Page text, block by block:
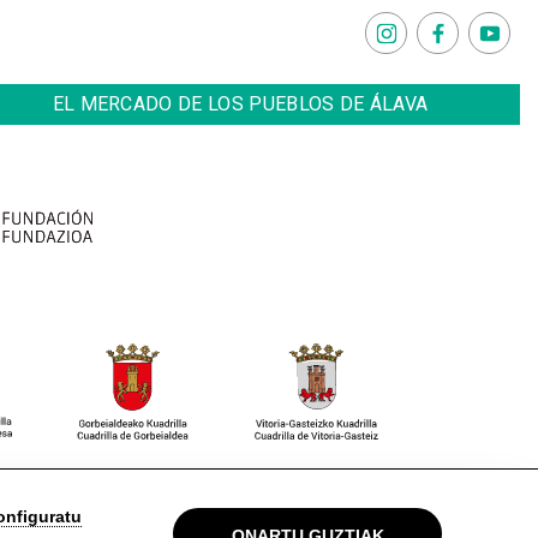
EL MERCADO DE LOS PUEBLOS DE ÁLAVA
Oharra Pribatutasun politika Cookieak